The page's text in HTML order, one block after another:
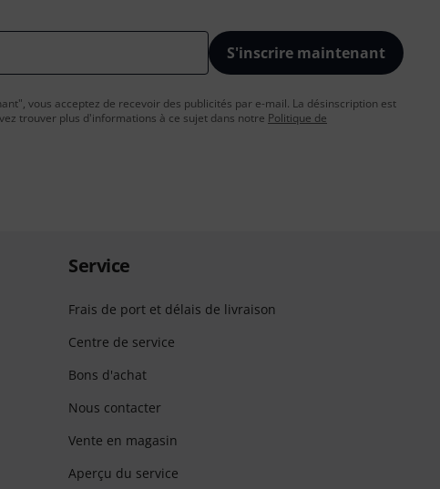
S'inscrire maintenant
vous acceptez de recevoir des publicités par e-mail. La désinscription est
trouver plus d'informations à ce sujet dans notre Politique de
Service
Frais de port et délais de livraison
Centre de service
Bons d'achat
Nous contacter
Vente en magasin
Aperçu du service